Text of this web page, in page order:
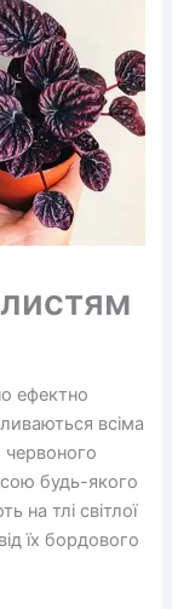
ефектно
всіма
будь-якого
на тлі світлої
їх бордового